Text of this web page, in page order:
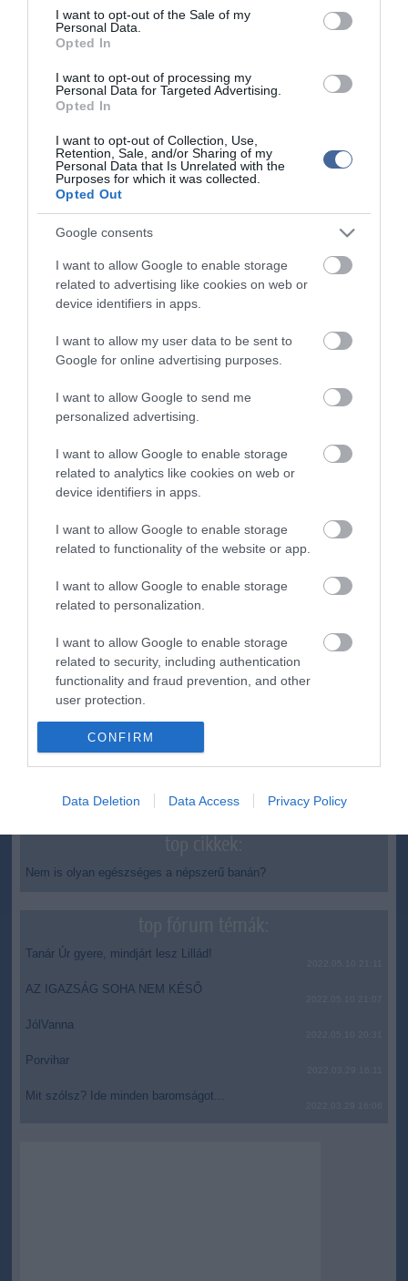
consent section.
I want to opt-out of the Sale of my
Personal Data.
Opted In
I want to opt-out of processing my
Personal Data for Targeted Advertising.
Opted In
I want to opt-out of Collection, Use,
Retention, Sale, and/or Sharing of my
Personal Data that Is Unrelated with the
Purposes for which it was collected.
Opted Out
Google consents
I want to allow Google to enable storage
related to advertising like cookies on web or
device identifiers in apps.
I want to allow my user data to be sent to
Google for online advertising purposes.
I want to allow Google to send me
personalized advertising.
I want to allow Google to enable storage
related to analytics like cookies on web or
device identifiers in apps.
I want to allow Google to enable storage
related to functionality of the website or app.
I want to allow Google to enable storage
related to personalization.
I want to allow Google to enable storage
related to security, including authentication
functionality and fraud prevention, and other
user protection.
CONFIRM
Data Deletion Data Access Privacy Policy
Kapcsolódó írások:
Felavatták a Magyar Honvédség új Híradó és Informatikai
Központját
Több országgal fejleszti együttműködését a Magyar Honvédség
Nem volt szükség a honvédségi betegszállító helikopterre
Figyelem! A cikkhez hozzáfűzött hozzászólások nem a
kommenteket nem tudja befolyásolni - azok az olvasók személyes véleményét
tartalmazzák.
Kérjük, kulturáltan, mások személyiségi jogainak és jó hírnevének tiszteletben
ma.hu legfrissebb hírei:
Vitézy Dávid: 2,3 milliárd forint került vissza az államhoz
egy útdíjrendszeres ügylet felülvizsgálata után
Saját életét is kockára tette a magyar erdész, hogy
megállítsa a tüzet
Dunából - a rendőrség lefoglalta
A Miniszterelnökség felmondta a Lounge Eventtel kötött
keretszerződését
Megérkezett az eső a Duna vízgyűjtőjére
Újabb két gyanúsítottat fogtak el a 600 milliós
Betlehem Dávid nyerte a kieséses versenyt
Nem is olyan egészséges a népszerű banán?
Tanár Úr gyere, mindjárt lesz Lillád!
AZ IGAZSÁG SOHA NEM KÉSŐ
JólVanna
Porvihar
Mit szólsz? Ide minden baromságot...